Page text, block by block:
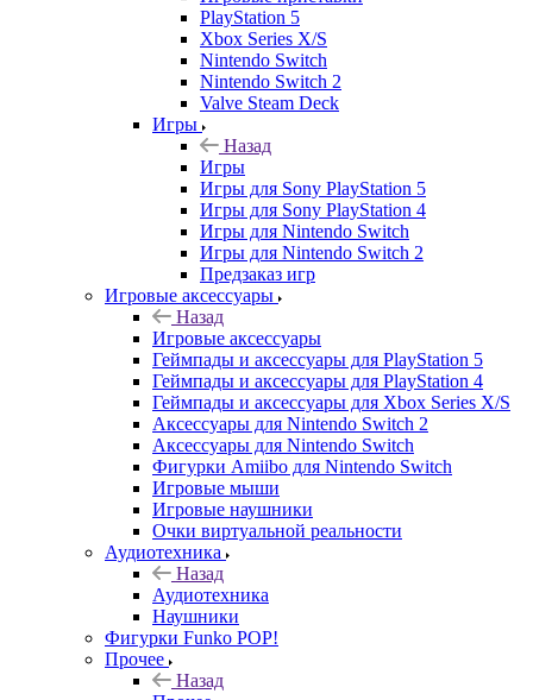
PlayStation 5
Xbox Series X/S
Nintendo Switch
Nintendo Switch 2
Valve Steam Deck
Игры
Назад
Игры
Игры для Sony PlayStation 5
Игры для Sony PlayStation 4
Игры для Nintendo Switch
Игры для Nintendo Switch 2
Предзаказ игр
Игровые аксессуары
Назад
Игровые аксессуары
Геймпады и аксессуары для PlayStation 5
Геймпады и аксессуары для PlayStation 4
Геймпады и аксессуары для Xbox Series X/S
Аксессуары для Nintendo Switch 2
Аксессуары для Nintendo Switch
Фигурки Amiibo для Nintendo Switch
Игровые мыши
Игровые наушники
Очки виртуальной реальности
Аудиотехника
Назад
Аудиотехника
Наушники
Фигурки Funko POP!
Прочее
Назад